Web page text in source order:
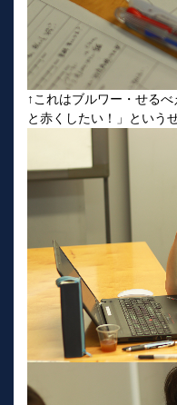
↑これはブルワー・せる
と赤くしたい！」という